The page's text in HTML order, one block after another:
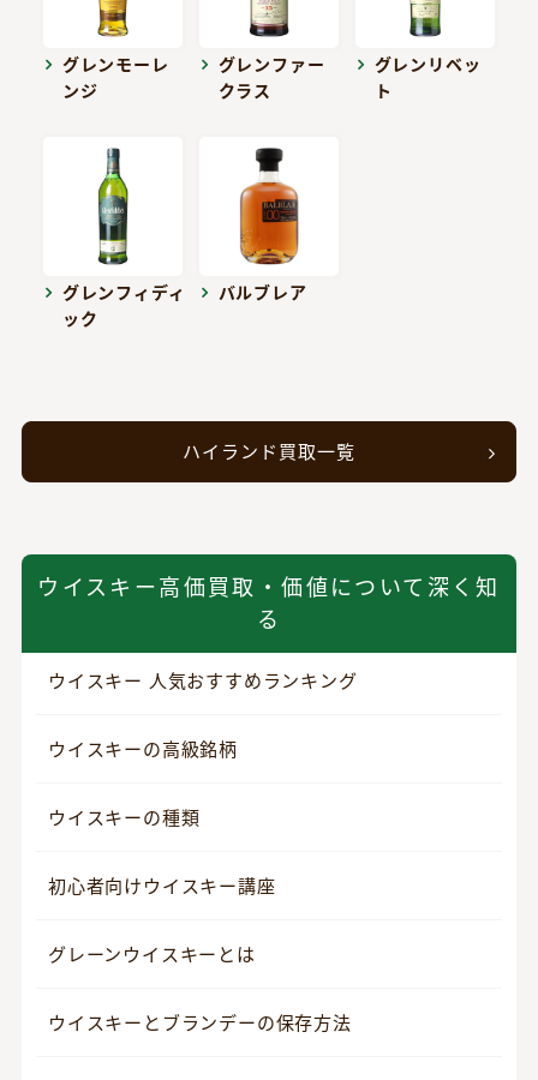
グレンモーレ
ンジ
グレンファー
クラス
グレンリベッ
ト
グレンフィディ
ック
バルブレア
ハイランド買取一覧
ウイスキー高価買取・価値について深く知
る
ウイスキー 人気おすすめランキング
ウイスキーの高級銘柄
ウイスキーの種類
初心者向けウイスキー講座
グレーンウイスキーとは
ウイスキーとブランデーの保存方法